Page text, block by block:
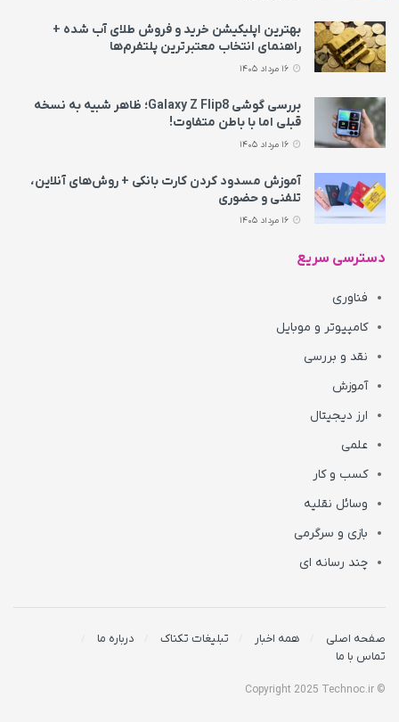
بهترین اپلیکیشن خرید و فروش طلای آب شده +
راهنمای انتخاب معتبرترین پلتفرم‌ها
بررسی گوشی Galaxy Z Flip8؛ ظاهر شبیه به نسخه
قبلی اما با باطن متفاوت!
آموزش مسدود کردن کارت بانکی + روش‌های آنلاین،
تلفنی و حضوری
دسترسی سریع
فناوری
کامپیوتر و موبایل
نقد و بررسی
آموزش
ارز دیجیتال
علمی
کسب و کار
وسائل نقلیه
بازی و سرگرمی
چند رسانه ای
صفحه اصلی همه اخبار تبلیغات تکناک
درباره ما
تماس با ما
© Copyright 2025 Technoc.ir